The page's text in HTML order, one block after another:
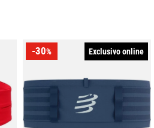
-30% Exclusivo online